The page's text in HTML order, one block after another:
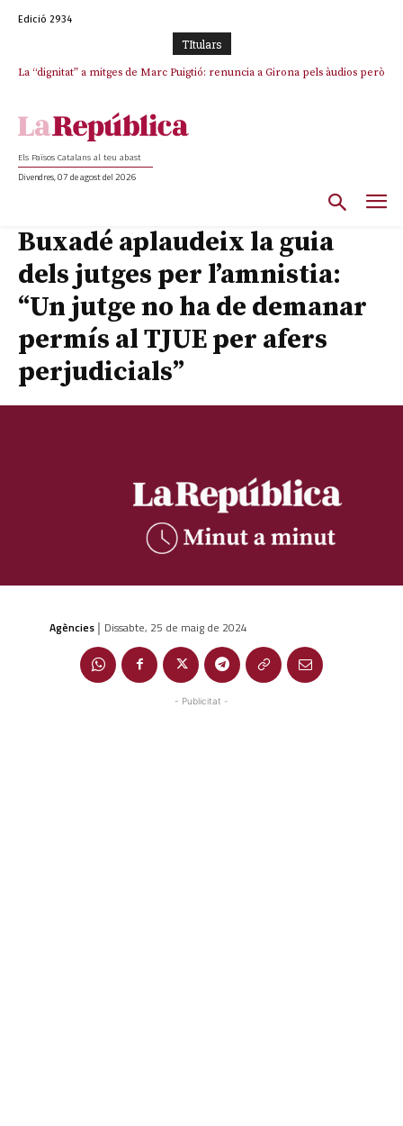
Edició 2934
TItulars
La “dignitat” a mitges de Marc Puigtió: renuncia a Girona pels àudios però
Els Països Catalans al teu abast
Divendres, 07 de agost del 2026
Buxadé aplaudeix la guia
dels jutges per l’amnistia:
“Un jutge no ha de demanar
permís al TJUE per afers
perjudicials”
Agències | Dissabte, 25 de maig de 2024
- Publicitat -